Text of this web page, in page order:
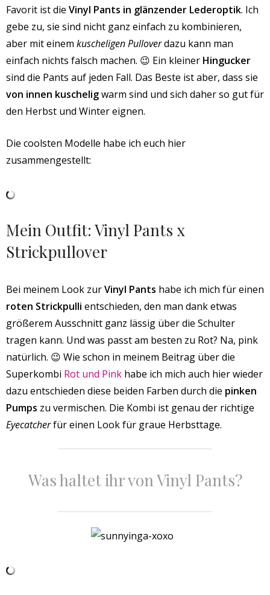
Favorit ist die Vinyl Pants in glänzender Lederoptik. Ich
gebe zu, sie sind nicht ganz einfach zu kombinieren,
aber mit einem kuscheligen Pulloverdazu kann man
einfach nichts falsch machen. 😉 Ein kleiner Hingucker
sind die Pants auf jeden Fall. Das Beste ist aber, dass sie
von innen kuscheligwarm sind und sich daher so gut für
den Herbst und Winter eignen.
Die coolsten Modelle habe ich euch hier
zusammengestellt:
Mein Outfit: Vinyl Pants x
Strickpullover
Bei meinem Look zurVinyl Pants habe ich mich für einen
roten Strickpulli entschieden, den man dank etwas
größerem Ausschnitt ganz lässig über die Schulter
tragen kann. Und was passt am besten zu Rot? Na, pink
natürlich. 😉 Wie schon in meinem Beitrag über die
Superkombi Rot und Pink habe ich mich auch hier wieder
dazu entschieden diese beiden Farben durch die pinken
Pumps zu vermischen. Die Kombi ist genau der richtige
Eyecatcherfür einen Look für graue Herbsttage.
Was haltet ihr von Vinyl Pants?